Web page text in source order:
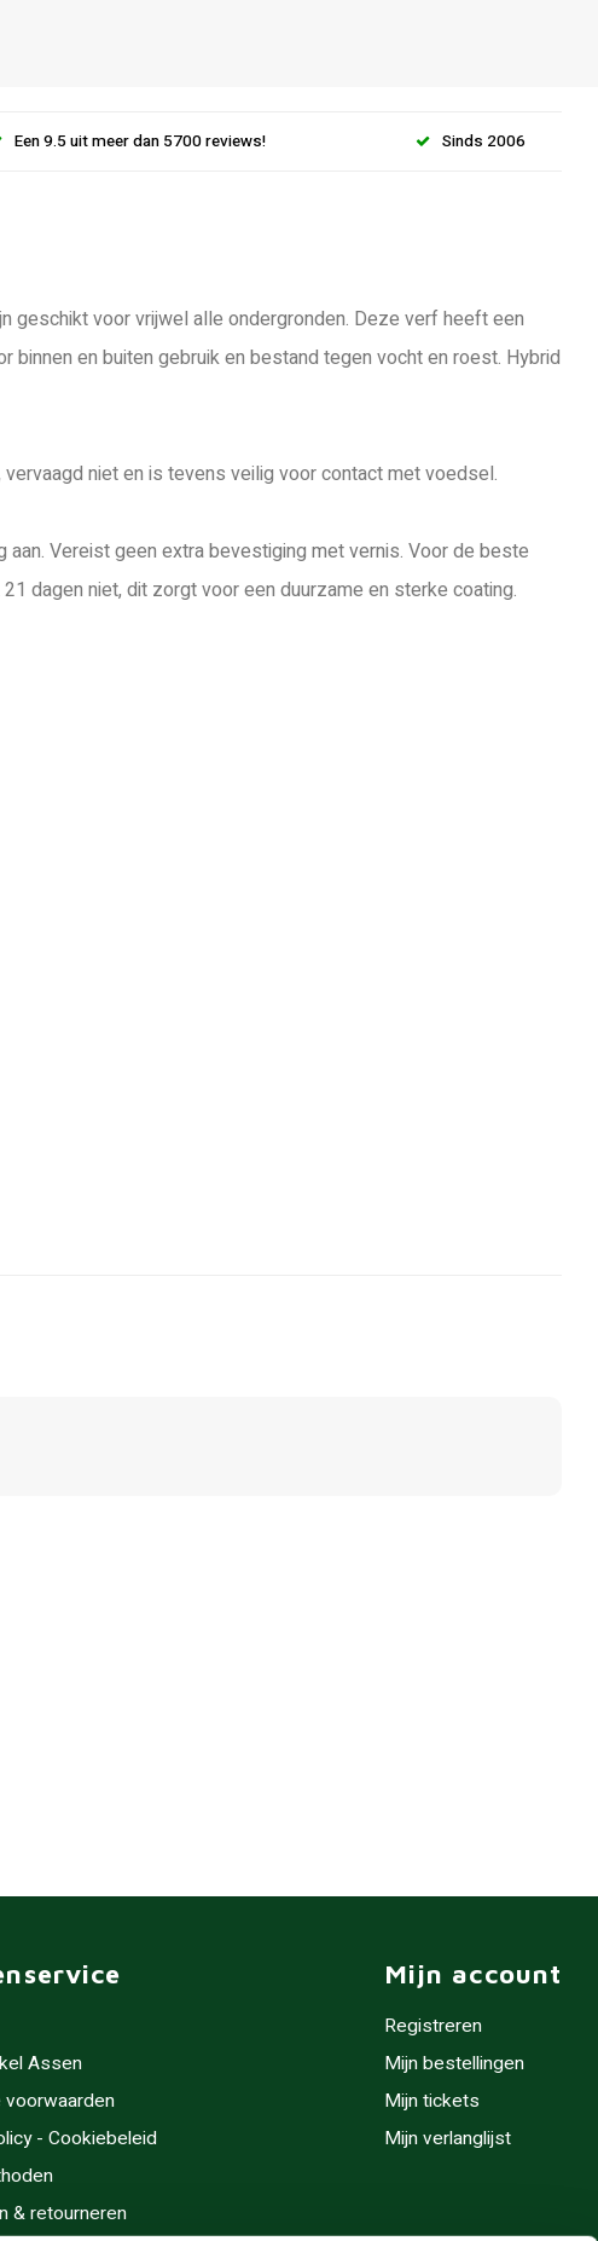
Een 9.5 uit meer dan 5700 reviews! Sinds 2006
geschikt voor vrijwel alle ondergronden. Deze verf heeft een
en buiten gebruik en bestand tegen vocht en roest. Hybrid
niet en is tevens veilig voor contact met voedsel.
Vereist geen extra bevestiging met vernis. Voor de beste
dagen niet, dit zorgt voor een duurzame en sterke coating.
Assen
- Cookiebeleid
& retourneren
Mijn account
Registreren
Mijn bestellingen
Mijn tickets
Mijn verlanglijst